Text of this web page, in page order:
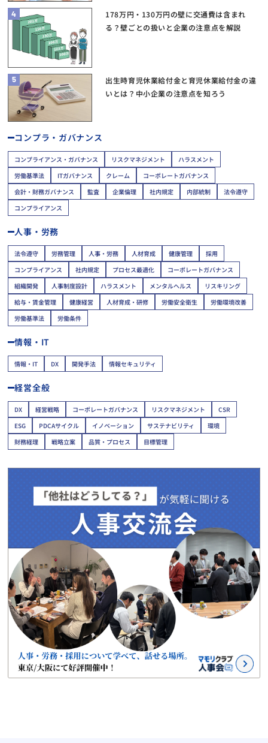
4
178万円・130万円の壁に交通費は含まれ
る？壁ごとの扱いと企業の注意点を解説
5
出生時育児休業給付金と育児休業給付金の違
いとは？中小企業の注意点を知ろう
コンプラ・ガバナンス
コンプライアンス・ガバナンス リスクマネジメント
ハラスメント
労働基準法
ITガバナンス クレーム
コーポレートガバナンス
会計・財務ガバナンス
監査 企業倫理 社内規定 内部統制
法令遵守
コンプライアンス
人事・労務
法令遵守 労務管理 人事・労務 人材育成 健康管理
採用
コンプライアンス
社内規定 プロセス最適化
コーポレートガバナンス
組織開発
人事制度設計 ハラスメント メンタルヘルス
リスキリング
給与・賃金管理
健康経営 人材育成・研修 労働安全衛生
労働環境改善
労働基準法
労働条件
情報・IT
情報・IT DX 開発手法 情報セキュリティ
経営全般
DX 経営戦略 コーポレートガバナンス リスクマネジメント
CSR
ESG
PDCAサイクル イノベーション サステナビリティ
環境
財務経理
戦略立案 品質・プロセス 目標管理